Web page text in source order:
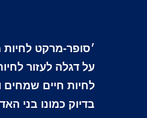
׳סופר-מרקט
על דגלה לעזור
לחיות חיים שמחים
בדיוק כמונו בני